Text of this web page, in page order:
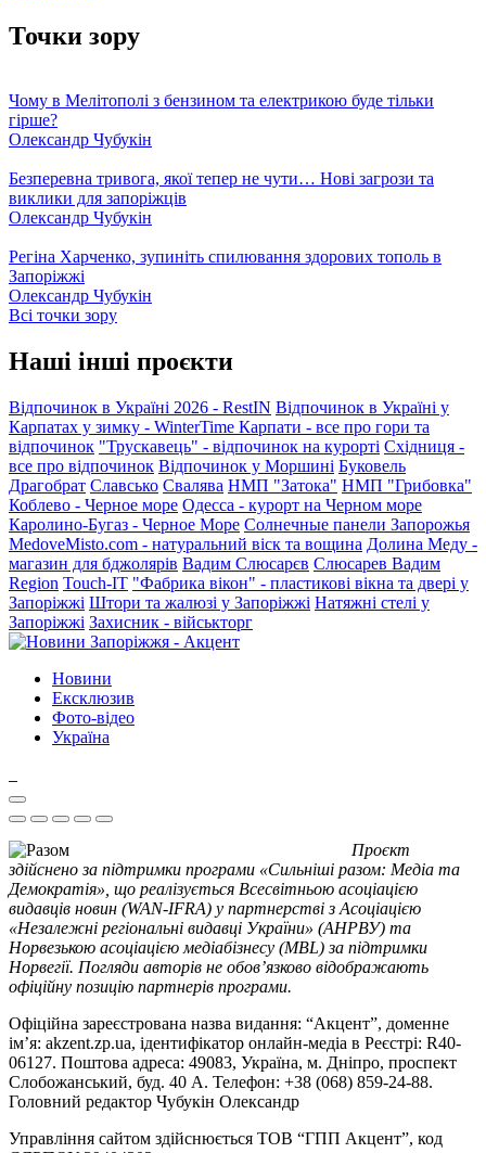
Точки зору
Чому в Мелітополі з бензином та електрикою буде тільки
гірше?
Олександр Чубукін
Безперевна тривога, якої тепер не чути… Нові загрози та
виклики для запоріжців
Олександр Чубукін
Регіна Харченко, зупиніть спилювання здорових тополь в
Запоріжжі
Олександр Чубукін
Всі точки зору
Наші інші проєкти
Відпочинок в Україні 2026 - RestIN Відпочинок в Україні у
Карпатах у зимку - WinterTime Карпати - все про гори та
відпочинок "Трускавець" - відпочинок на курорті Східниця -
все про відпочинок Відпочинок у Моршині Буковель
Драгобрат Славсько Свалява НМП "Затока" НМП "Грибовка"
Коблево - Черное море Одесса - курорт на Черном море
Каролино-Бугаз - Черное Море Солнечные панели Запорожья
MedoveMisto.com - натуральний віск та вощина Долина Меду -
магазин для бджолярів Вадим Слюсарєв Слюсарев Вадим
Region Touch-IT "Фабрика вікон" - пластикові вікна та двері у
Запоріжжі Штори та жалюзі у Запоріжжі Натяжні стелі у
Запоріжжі Захисник - військторг
Новини
Ексклюзив
Фото-відео
Україна
Проєкт
здійснено за підтримки програми «Сильніші разом: Медіа та
Демократія», що реалізується Всесвітньою асоціацією
видавців новин (WAN-IFRA) у партнерстві з Асоціацією
«Незалежні регіональні видавці України» (АНРВУ) та
Норвезькою асоціацією медіабізнесу (MBL) за підтримки
Норвегії. Погляди авторів не обов’язково відображають
офіційну позицію партнерів програми.
Офіційна зареєстрована назва видання: “Акцент”, доменне
ім’я: akzent.zp.ua, ідентифікатор онлайн-медіа в Реєстрі: R40-
06127. Поштова адреса: 49083, Україна, м. Дніпро, проспект
Слобожанський, буд. 40 А. Телефон: +38 (068) 859-24-88.
Головний редактор Чубукін Олександр
Управління сайтом здійснюється ТОВ “ГПП Акцент”, код